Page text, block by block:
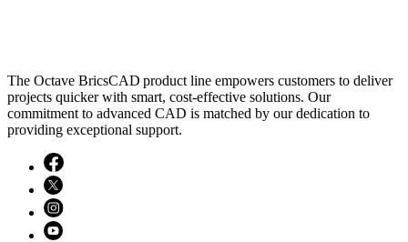
The Octave BricsCAD product line empowers customers to deliver
projects quicker with smart, cost-effective solutions. Our
commitment to advanced CAD is matched by our dedication to
providing exceptional support.